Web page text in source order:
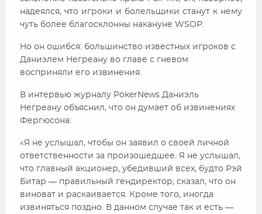
надеялся, что игроки и болельщики станут к нему
чуть более благосклонны накануне WSOP.
Но он ошибся: большинство известных игроков с
Даниэлем Негреану во главе с гневом
восприняли его извинения.
В интервью журналу PokerNews Даниэль
Негреану объяснил, что он думает об извинениях
Фергюсона:
«Я не услышал, чтобы он заявил о своей личной
ответственности за произошедшее. Я не услышал,
что главный акционер, убедивший всех, будто Рэй
Битар — правильный гендиректор, сказал, что он
виноват и раскаивается. Кроме того, иногда
извиняться поздно. В данном случае так и есть —